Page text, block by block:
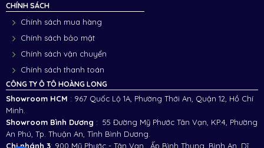
CHÍNH SÁCH
Chính sách mua hàng
Chính sách bảo mật
Chính sách vận chuyển
Chính sách thanh toán
CÔNG TY Ô TÔ HOÀNG LONG
Showroom HCM : 967 Quốc Lộ 1A, Phường Thới An, Quận 12, Hồ Chí
Minh.
Showroom Bình Dương : 55 Đường Mỹ Phước Tân Vạn, KP.4, Phường
An Phú, Tp. Thuận An, Tỉnh Bình Dương.
Chi nhánh 3: 900 Mỹ Phước - Tân Vạn , Ấp Bình Thung, Bình An, Dĩ